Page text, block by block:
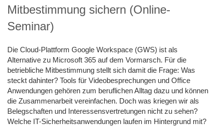
Mitbestimmung sichern (Online-
Seminar)
Die Cloud-Plattform Google Workspace (GWS) ist als
Alternative zu Microsoft 365 auf dem Vormarsch. Für die
betriebliche Mitbestimmung stellt sich damit die Frage: Was
steckt dahinter? Tools für Videobesprechungen und Office
Anwendungen gehören zum beruflichen Alltag dazu und können
die Zusammenarbeit vereinfachen. Doch was kriegen wir als
Belegschaften und Interessensvertretungen nicht zu sehen?
Welche IT-Sicherheitsanwendungen laufen im Hintergrund mit?